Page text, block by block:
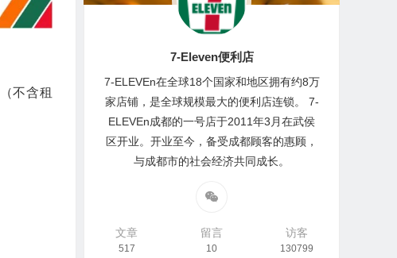
（不含租
7-Eleven便利店
7-ELEVEn在全球18个国家和地区拥有约8万
家店铺，是全球规模最大的便利店连锁。 7-
ELEVEn成都的一号店于2011年3月在武侯
区开业。开业至今，备受成都顾客的惠顾，
与成都市的社会经济共同成长。
文章
517
留言
10
访客
130799